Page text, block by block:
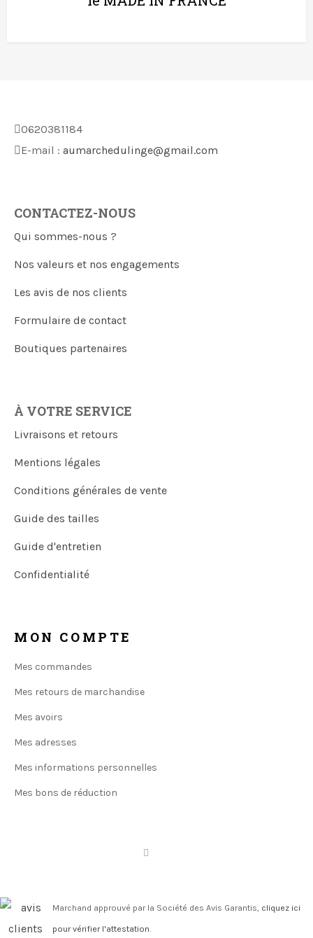
0620381184
E-mail : aumarchedulinge@gmail.com
CONTACTEZ-NOUS
Qui sommes-nous ?
Nos valeurs et nos engagements
Les avis de nos clients
Formulaire de contact
Boutiques partenaires
À VOTRE SERVICE
Livraisons et retours
Mentions légales
Conditions générales de vente
Guide des tailles
Guide d'entretien
Confidentialité
MON COMPTE
Mes commandes
Mes retours de marchandise
Mes avoirs
Mes adresses
Mes informations personnelles
Mes bons de réduction
Marchand approuvé par la Société des Avis Garantis, cliquez ici
pour vérifier l'attestation.